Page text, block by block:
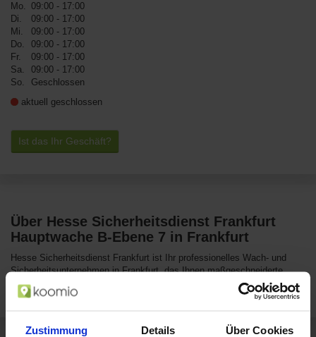
Zustimmung Details Über Cookies
Mo. 09:00 - 17:00
Di.
09:00 - 17:00
Mi.
09:00 - 17:00
Do.
09:00 - 17:00
Fr.
09:00 - 17:00
Sa.
09:00 - 17:00
So.
Geschlossen
aktuell geschlossen
Ist das Ihr Geschäft?
Über Hesse Sicherheitsdienst Frankfurt
Hauptwache B-Ebene 7 in Frankfurt
Hesse Sicherheitsdienst Frankfurt ist Ihr professionelles Wach- und
Sicherheitsunternehmen in Frankfurt, das Ihnen maßgeschneiderte
Lösungen bietet. Vertrauen Sie auf unsere langjährige Erfahrung und
zuverlässigen Service für Ihre Sicherheitsanforderungen.